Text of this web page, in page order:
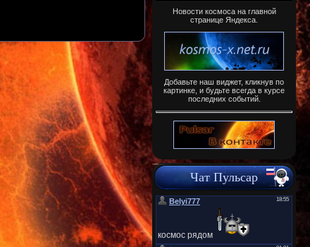
Новости космоса на главной
странице Яндекса.
Добавьте наш виджет, кликнув по
картинке, и будьте всегда в курсе
последних событий.
Чат Пульсар